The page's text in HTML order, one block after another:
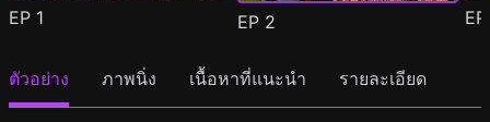
EP 1 EP 2
ตัวอย่าง ภาพนิ่ง เนื้อหาที่แนะนำ รายละเอียด